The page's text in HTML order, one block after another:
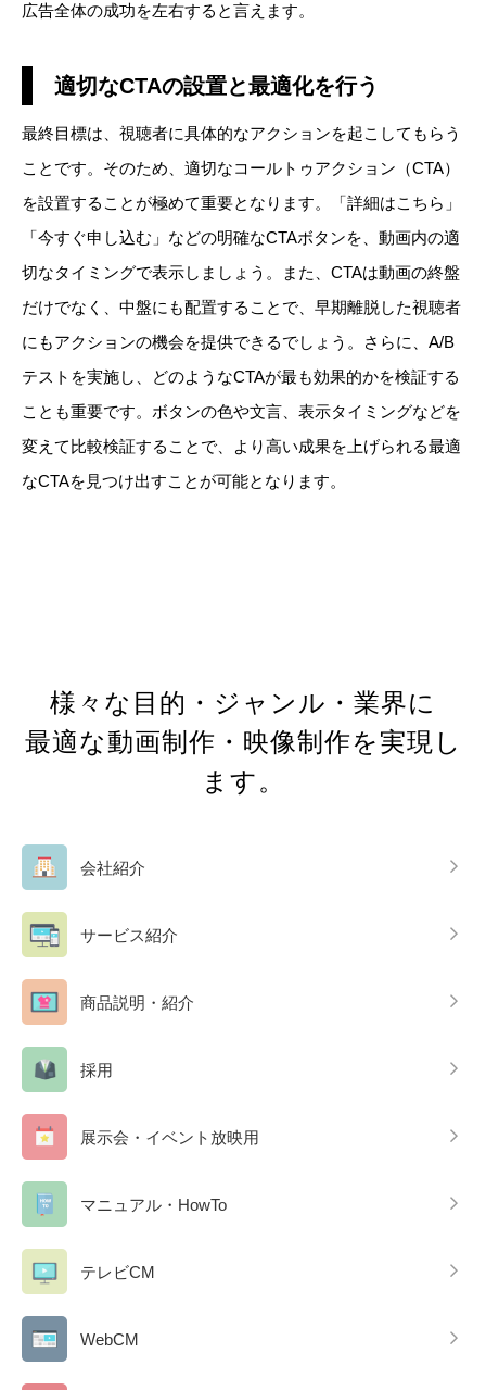
広告全体の成功を左右すると言えます。
適切なCTAの設置と最適化を行う
最終目標は、視聴者に具体的なアクションを起こしてもらう
ことです。そのため、適切なコールトゥアクション（CTA）
を設置することが極めて重要となります。「詳細はこちら」
「今すぐ申し込む」などの明確なCTAボタンを、動画内の適
切なタイミングで表示しましょう。また、CTAは動画の終盤
だけでなく、中盤にも配置することで、早期離脱した視聴者
にもアクションの機会を提供できるでしょう。さらに、A/B
テストを実施し、どのようなCTAが最も効果的かを検証する
ことも重要です。ボタンの色や文言、表示タイミングなどを
変えて比較検証することで、より高い成果を上げられる最適
なCTAを見つけ出すことが可能となります。
様々な目的・ジャンル・業界に
最適な動画制作・映像制作を実現し
ます。
会社紹介
サービス紹介
商品説明・紹介
採用
展示会・イベント放映用
マニュアル・HowTo
テレビCM
WebCM